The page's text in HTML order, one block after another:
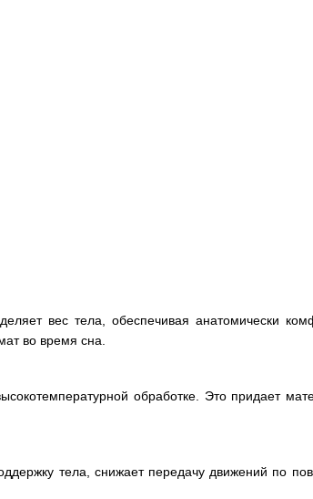
вес тела, обеспечивая анатомически
во время сна.
обработке. Это придает
тела, снижает передачу движений по